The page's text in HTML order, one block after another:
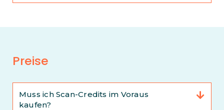
Preise
Muss ich Scan-Credits im Voraus
kaufen?